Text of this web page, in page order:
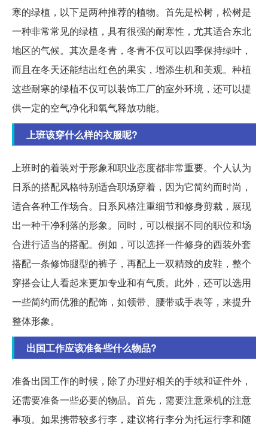
寒的绿植，以下是两种推荐的植物。首先是松树，松树是
一种非常常见的绿植，具有很强的耐寒性，尤其适合东北
地区的气候。其次是冬青，冬青不仅可以四季保持绿叶，
而且在冬天还能结出红色的果实，增添生机和美观。种植
这些耐寒的绿植不仅可以装饰工厂的室外环境，还可以提
供一定的空气净化和氧气释放功能。
上班该穿什么样的衣服呢?
上班时的着装对于形象和职业态度都非常重要。个人认为
日系的搭配风格特别适合职场穿着，因为它简约而时尚，
适合各种工作场合。日系风格注重细节和修身剪裁，展现
出一种干净利落的形象。同时，可以根据不同的职位和场
合进行适当的搭配。例如，可以选择一件修身的西装外套
搭配一条修饰腿型的裤子，再配上一双精致的皮鞋，整个
穿搭会让人看起来更加专业和有气质。此外，还可以选用
一些简约而优雅的配饰，如领带、腰带或手表等，来提升
整体形象。
出国工作应该准备些什么物品?
准备出国工作的时候，除了办理好相关的手续和证件外，
还需要准备一些必要的物品。首先，需要注意乘机的注意
事项。如果携带较多行李，建议将行李分为托运行李和随